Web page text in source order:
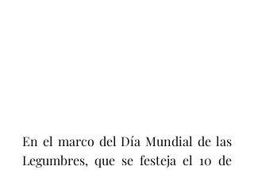
En el marco del Día Mundial de las
Legumbres, que se festeja el 10 de